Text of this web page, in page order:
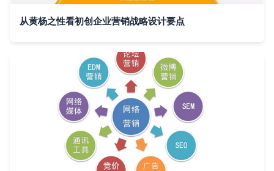
从黄杨之性看初创企业营销战略设计要点